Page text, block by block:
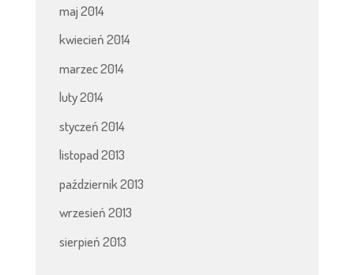
maj 2014
kwiecień 2014
marzec 2014
luty 2014
styczeń 2014
listopad 2013
październik 2013
wrzesień 2013
sierpień 2013